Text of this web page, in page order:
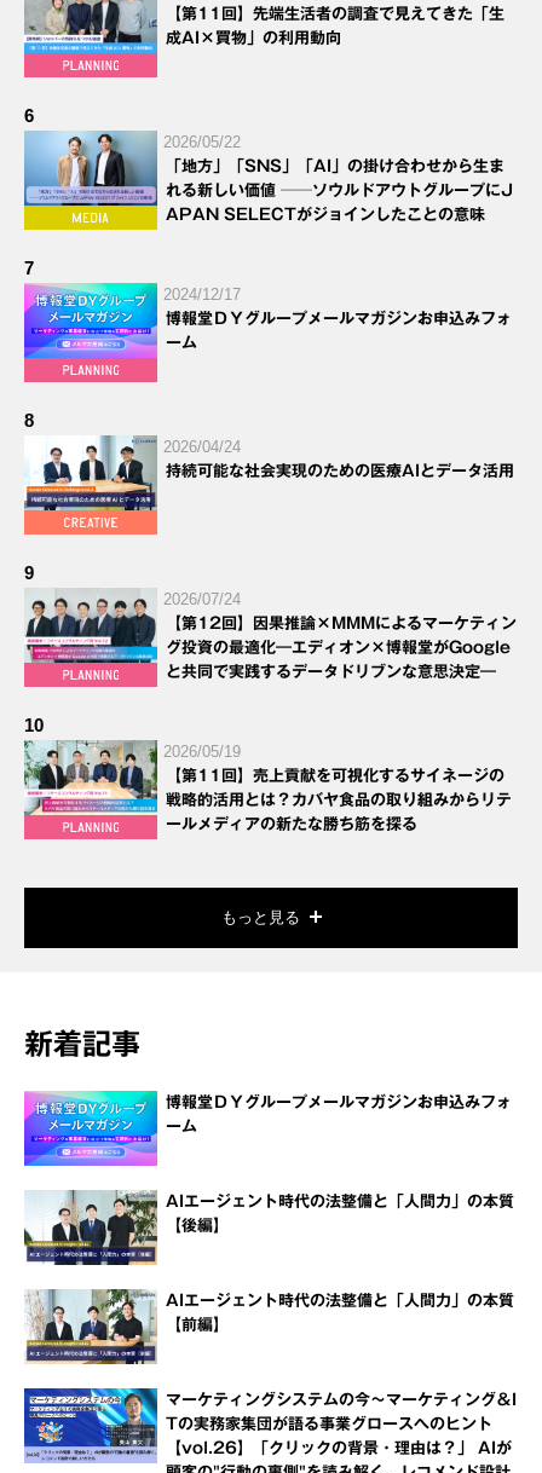
【第11回】先端生活者の調査で見えてきた「生
成AI×買物」の利用動向
6
2026/05/22
「地方」「SNS」「AI」の掛け合わせから生ま
れる新しい価値 ──ソウルドアウトグループにJ
APAN SELECTがジョインしたことの意味
7
2024/12/17
博報堂ＤＹグループメールマガジンお申込みフォ
ーム
8
2026/04/24
持続可能な社会実現のための医療AIとデータ活用
9
2026/07/24
【第12回】因果推論×MMMによるマーケティン
グ投資の最適化―エディオン×博報堂がGoogle
と共同で実践するデータドリブンな意思決定―
10
2026/05/19
【第11回】売上貢献を可視化するサイネージの
戦略的活用とは？カバヤ食品の取り組みからリテ
ールメディアの新たな勝ち筋を探る
もっと見る
新着記事
博報堂ＤＹグループメールマガジンお申込みフォ
ーム
AIエージェント時代の法整備と「人間力」の本質
【後編】
AIエージェント時代の法整備と「人間力」の本質
【前編】
マーケティングシステムの今～マーケティング＆I
Tの実務家集団が語る事業グロースへのヒント
【vol.26】「クリックの背景・理由は？」 AIが